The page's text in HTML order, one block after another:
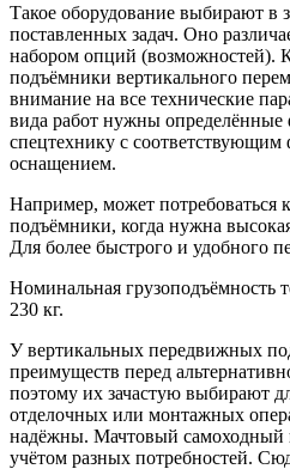
Такое оборудование выбирают в
поставленных задач. Оно
набором опций (возможностей).
подъёмники вертикального
внимание на все технические
вида работ нужны
спецтехнику с
оснащением.
Например, может потребоваться
подъёмники, когда нужна
Для более быстрого и удобного
Номинальная грузоподъёмность
230 кг.
У вертикальных передвижных
преимуществ перед
поэтому их зачастую выбирают
отделочных или монтажных
надёжны. Мачтовый самоходный
учётом разных потребностей.